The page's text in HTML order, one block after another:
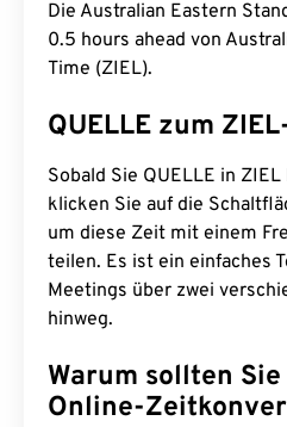
Die Australian Eastern
0.5 hours ahead von
Time (ZIEL).
QUELLE zum
Sobald Sie QUELLE in
klicken Sie auf die
um diese Zeit mit einem
teilen. Es ist ein einfaches
Meetings über zwei
hinweg.
Warum sollten
Online-